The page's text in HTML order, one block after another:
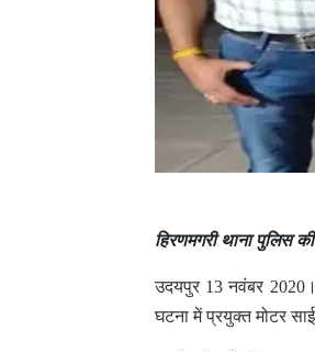
हिरणमगरी थाना पुलिस की
उदयपुर 13 नवंबर 2020।
घटना में प्रयुक्त मोटर